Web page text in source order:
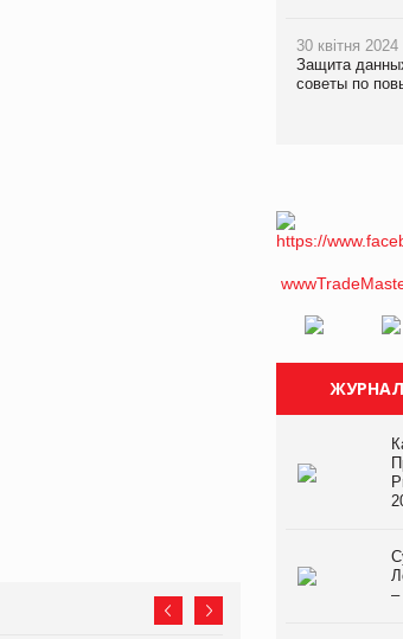
30 квітня 2024
Защита
советы по
ЖУРНАЛ
–